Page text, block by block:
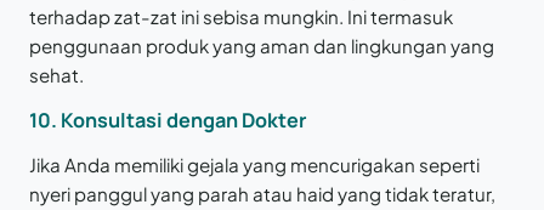
terhadap zat-zat ini sebisa mungkin. Ini termasuk
penggunaan produk yang aman dan lingkungan yang
sehat.
10. Konsultasi dengan Dokter
Jika Anda memiliki gejala yang mencurigakan seperti
nyeri panggul yang parah atau haid yang tidak teratur,